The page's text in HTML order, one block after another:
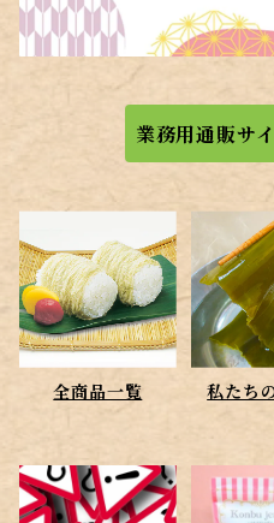
業務用通販サ
全商品一覧 私たち